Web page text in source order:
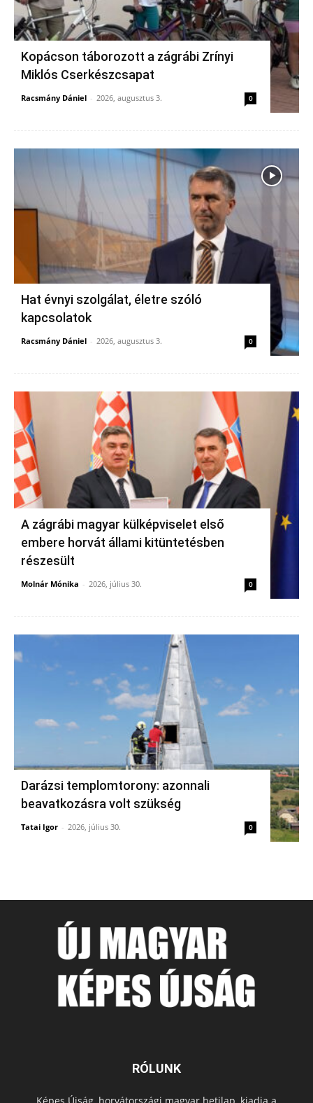
Kopácson táborozott a zágrábi Zrínyi
Miklós Cserkészcsapat
Racsmány Dániel - 2026, augusztus 3. 0
Hat évnyi szolgálat, életre szóló
kapcsolatok
Racsmány Dániel - 2026, augusztus 3. 0
A zágrábi magyar külképviselet első
embere horvát állami kitüntetésben
részesült
Molnár Mónika - 2026, július 30. 0
Darázsi templomtorony: azonnali
beavatkozásra volt szükség
Tatai Igor - 2026, július 30. 0
RÓLUNK